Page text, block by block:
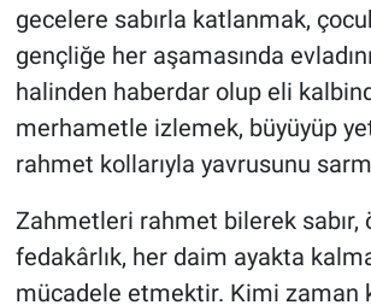
gecelere sabırla katlanmak,
gençliğe her aşamasında
halinden haberdar olup eli
merhametle izlemek, büyüyüp
rahmet kollarıyla yavrusunu
Zahmetleri rahmet bilerek sabır,
fedakârlık, her daim ayakta
mücadele etmektir. Kimi zaman